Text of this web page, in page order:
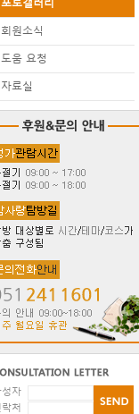
회원소식
도움 요청
자료실
성자
락처